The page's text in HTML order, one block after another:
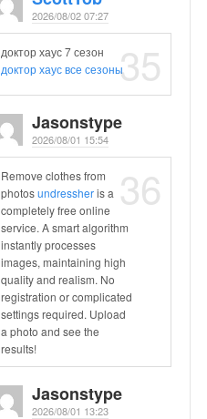
2026/08/02 07:27
35
доктор хаус 7 сезон
доктор хаус все сезоны
Jasonstype
2026/08/01 15:54
36
Remove clothes from
photosundressheris a
completely free online
service. A smart algorithm
instantly processes
images, maintaining high
quality and realism. No
registration or complicated
settings required. Upload
a photo and see the
results!
Jasonstype
2026/08/01 13:23